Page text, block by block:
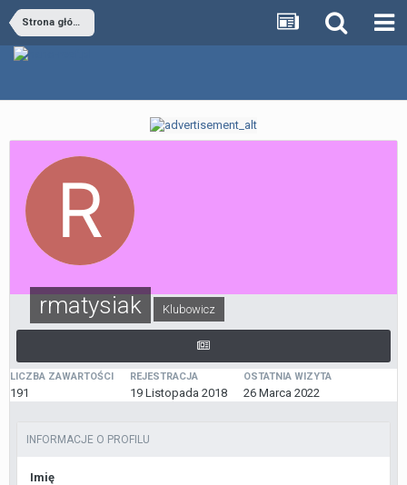
Strona główna
rmatysiak Klubowicz
LICZBA ZAWARTOŚCI
191
REJESTRACJA
19 Listopada 2018
OSTATNIA WIZYTA
26 Marca 2022
INFORMACJE O PROFILU
Imię